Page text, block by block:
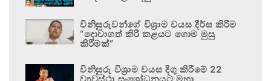
විනිසුරුවන්ගේ විශ්‍රාම වයස දීර්ඝ කිරීම
“දොවාගත් කිරි කළයට ගොම මුසු
කිරීමක්”
විනිසුරු විශ්‍රාම වයස දිගු කිරීමේ 22